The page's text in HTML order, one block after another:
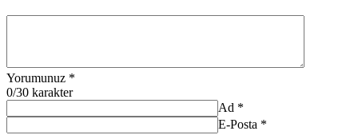
Yorumunuz *
0/30 karakter
Ad *
E-Posta *